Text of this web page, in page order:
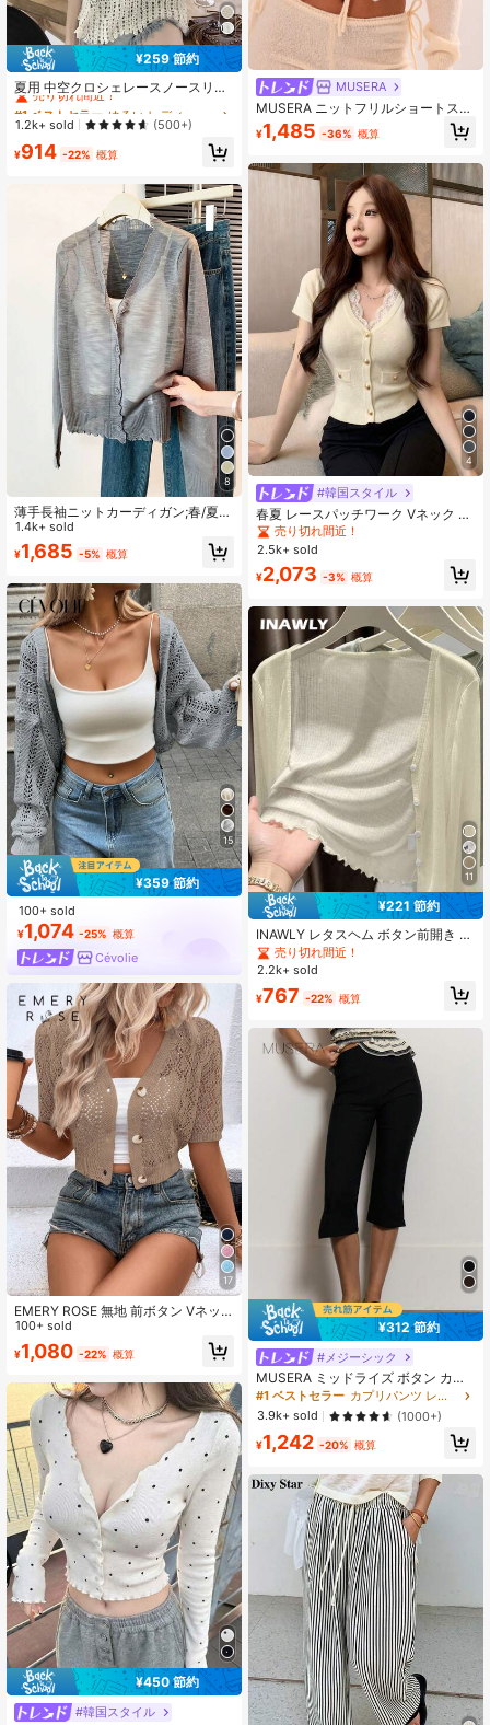
¥259 節約
夏用 中空クロシェレースノースリー
ブカバーアップベスト
#1 ベストセラー
ゆるい レディースセーターベスト
売り切れ間近！
#1 ベストセラー
売り切れ間近！
#1 ベストセラー
売り切れ間近！
#1 ベストセラー
売り切れ間近！
1.2k+ sold (500+)
¥914 -22% 概算
8
薄手長袖ニットカーディガン;春/夏
エアコン対策 日よけカーディガン;フ
レッシュでファッショナブルなショ
ールジャケット
1.4k+ sold
¥1,685 -5% 概算
15
¥359 節約
100+ sold
¥1,074 -25% 概算
Cévolie
17
EMERY ROSE 無地 前ボタン Vネッ
ク カジュアル 半袖 軽量カーディガ
ン
100+ sold
¥1,080 -22% 概算
¥450 節約
#韓国スタイル
MUSERA
MUSERA ニットフリルショートスリ
ーブトップ ホリデー
¥1,485 -36% 概算
4
#韓国スタイル
春夏 レースパッチワーク Vネック メ
タルボタン 半袖カーディガン、セク
シーエレガントニットトップ
売り切れ間近！
2.5k+ sold
¥2,073 -3% 概算
11
¥221 節約
INAWLY レタスヘム ボタン前開き カ
ーディガン シンプル カジュアル 無
地 レディース
売り切れ間近！
2.2k+ sold
¥767 -22% 概算
¥312 節約
#メジーシック
MUSERA ミッドライズ ボタン カプ
リ レギンス、夏のホリデー バケーシ
ョン Y2K エレガント キュート カジ
ュアル セクシー コレクティブ 学校
再開 パンツ、春のビジネス
#1 ベストセラー
カプリパンツ レディースレギンス
3.9k+ sold
(1000+)
¥1,242 -20% 概算